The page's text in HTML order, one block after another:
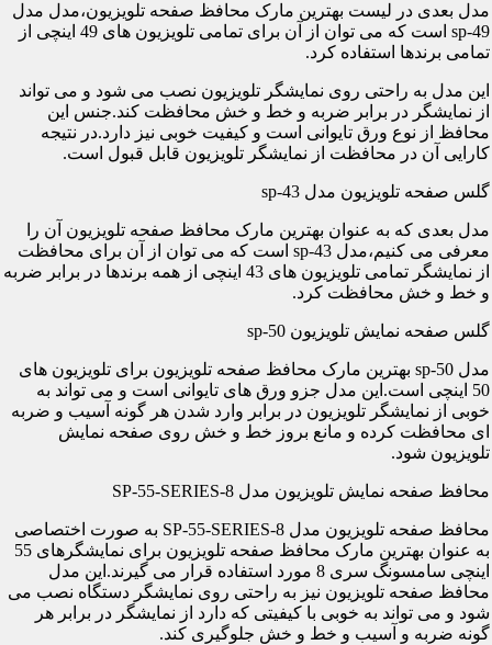
مدل بعدی در لیست بهترین مارک محافظ صفحه تلویزیون،مدل مدل
sp-49 است که می توان از آن برای تمامی تلویزیون های 49 اینچی از
تمامی برندها استفاده کرد.
این مدل به راحتی روی نمایشگر تلویزیون نصب می شود و می تواند
از نمایشگر در برابر ضربه و خط و خش محافظت کند.جنس این
محافظ از نوع ورق تایوانی است و کیفیت خوبی نیز دارد.در نتیجه
کارایی آن در محافظت از نمایشگر تلویزیون قابل قبول است.
گلس صفحه تلویزیون مدل sp-43
مدل بعدی که به عنوان بهترین مارک محافظ صفحه تلویزیون آن را
معرفی می کنیم،مدل sp-43 است که می توان از آن برای محافظت
از نمایشگر تمامی تلویزیون های 43 اینچی از همه برندها در برابر ضربه
و خط و خش محافظت کرد.
گلس صفحه نمایش تلویزیون sp-50
مدل sp-50 بهترین مارک محافظ صفحه تلویزیون برای تلویزیون های
50 اینچی است.این مدل جزو ورق های تایوانی است و می تواند به
خوبی از نمایشگر تلویزیون در برابر وارد شدن هر گونه آسیب و ضربه
ای محافظت کرده و مانع بروز خط و خش روی صفحه نمایش
تلویزیون شود.
محافظ صفحه نمایش تلویزیون مدل SP-55-SERIES-8
محافظ صفحه تلویزیون مدل SP-55-SERIES-8 به صورت اختصاصی
به عنوان بهترین مارک محافظ صفحه تلویزیون برای نمایشگرهای 55
اینچی سامسونگ سری 8 مورد استفاده قرار می گیرند.این مدل
محافظ صفحه تلویزیون نیز به راحتی روی نمایشگر دستگاه نصب می
شود و می تواند به خوبی با کیفیتی که دارد از نمایشگر در برابر هر
گونه ضربه و آسیب و خط و خش جلوگیری کند.